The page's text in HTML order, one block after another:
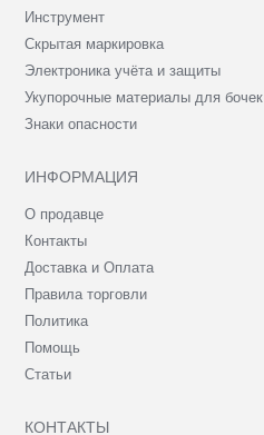
Инструмент
Скрытая маркировка
Электроника учёта и защиты
Укупорочные материалы для бочек
Знаки опасности
ИНФОРМАЦИЯ
О продавце
Контакты
Доставка и Оплата
Правила торговли
Политика
Помощь
Статьи
КОНТАКТЫ